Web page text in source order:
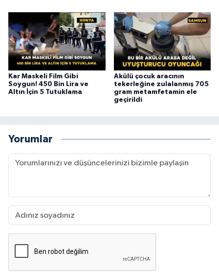
Kar Maskeli Film Gibi
Soygun! 450 Bin Lira ve
Altın İçin 5 Tutuklama
Akülü çocuk aracının
tekerleğine zulalanmış 705
gram metamfetamin ele
geçirildi
Yorumlar